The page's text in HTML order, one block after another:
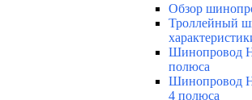
Обзор
Троллейный
Шинопровод
полюса
Шинопровод
4 полюса